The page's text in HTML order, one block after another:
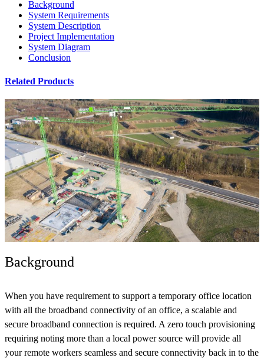
Background
System Requirements
System Description
Project Implementation
System Diagram
Conclusion
Related Products
Background
When you have requirement to support a temporary office location
with all the broadband connectivity of an office, a scalable and
secure broadband connection is required. A zero touch provisioning
requiring noting more than a local power source will provide all
your remote workers seamless and secure connectivity back in to the